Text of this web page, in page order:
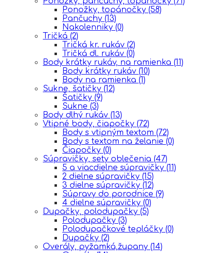
Ponožky, topánočky (58)
Pančuchy (13)
Nakolenniky (0)
Tričká (2)
Tričká kr. rukáv (2)
Tričká dl. rukáv (0)
Body krátky rukáv, na ramienka (11)
Body krátky rukáv (10)
Body na ramienka (1)
Sukne, šatičky (12)
Šatičky (9)
Sukne (3)
Body dlhý rukáv (13)
Vtipné body, čiapočky (72)
Body s vtipným textom (72)
Body s textom na želanie (0)
Čiapočky (0)
Súpravičky, sety oblečenia (47)
5 a viacdielne súpravičky (11)
2 dielne súpravičky (15)
3 dielne súpravičky (12)
Súpravy do porodnice (9)
4 dielne súpravičky (0)
Dupačky, polodupačky (5)
Polodupačky (3)
Polodupačkové tepláčky (0)
Dupačky (2)
Overály, pyžamká,župany (14)